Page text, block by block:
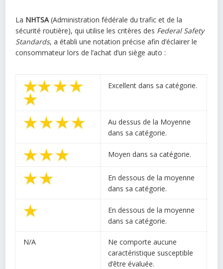
La NHTSA(Administration fédérale du trafic et de la
sécurité routière), qui utilise les critères des Federal Safety
Standards, a établi une notation précise afin d’éclairer le
consommateur lors de l’achat d’un siège auto :
Excellent dans sa catégorie.
Au dessus de la Moyenne
dans sa catégorie.
Moyen dans sa catégorie.
En dessous de la moyenne
dans sa catégorie.
En dessous de la moyenne
dans sa catégorie.
N/A
Ne comporte aucune
caractéristique susceptible
d’être évaluée.